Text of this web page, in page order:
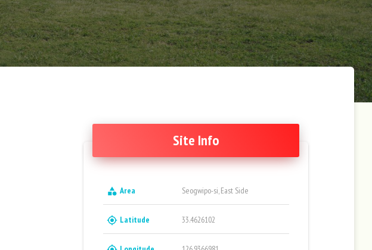
Site Info
category Area Seogwipo-si, East Side
gps_fixed Latitude 33.4626102